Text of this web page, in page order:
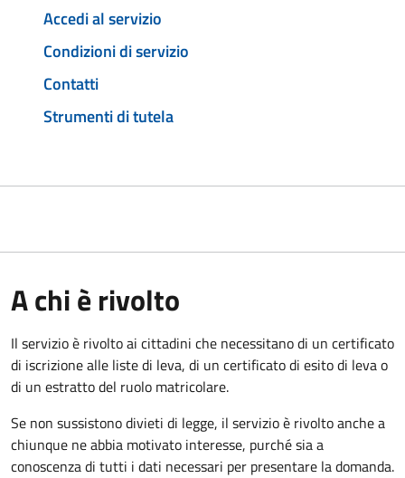
Accedi al servizio
Condizioni di servizio
Contatti
Strumenti di tutela
A chi è rivolto
Il servizio è rivolto ai cittadini che necessitano di un certificato
di iscrizione alle liste di leva, di un certificato di esito di leva o
di un estratto del ruolo matricolare.
Se non sussistono divieti di legge, il servizio è rivolto anche a
chiunque ne abbia motivato interesse, purché sia a
conoscenza di tutti i dati necessari per presentare la domanda.